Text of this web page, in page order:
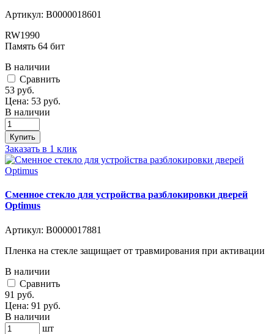
Артикул: В0000018601
RW1990
Память 64 бит
В наличии
Cравнить
53 руб.
Цена: 53 руб.
В наличии
Купить
Заказать в 1 клик
Сменное стекло для устройства разблокировки дверей
Optimus
Артикул: В0000017881
Пленка на стекле защищает от травмирования при активации
В наличии
Cравнить
91 руб.
Цена: 91 руб.
В наличии
шт